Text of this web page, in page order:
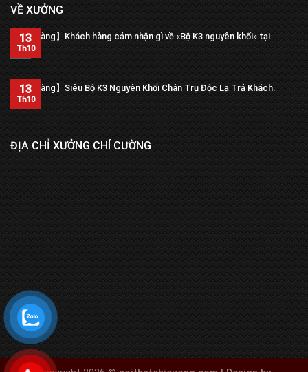
VỀ XƯỞNG
【Trả hàng】Khách hàng cảm nhận gì về «Bộ K3 nguyên khối» tại
xưởng?
13
Th10
【Trả hàng】Siêu Bộ K3 Nguyên Khối Chân Trụ Độc Lạ Trả Khách.
13
Th10
ĐỊA CHỈ XƯỞNG CHÍ CƯỜNG